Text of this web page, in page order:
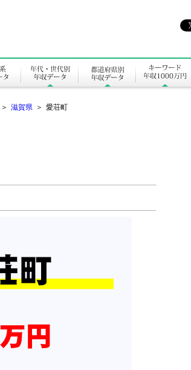
＞ 滋賀県 ＞ 愛荘町